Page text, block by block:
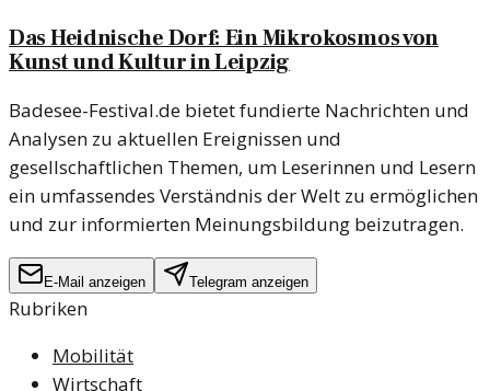
Das Heidnische Dorf: Ein Mikrokosmos von
Kunst und Kultur in Leipzig
Badesee-Festival.de bietet fundierte Nachrichten und
Analysen zu aktuellen Ereignissen und
gesellschaftlichen Themen, um Leserinnen und Lesern
ein umfassendes Verständnis der Welt zu ermöglichen
und zur informierten Meinungsbildung beizutragen.
E-Mail anzeigen Telegram anzeigen
Rubriken
Mobilität
Wirtschaft